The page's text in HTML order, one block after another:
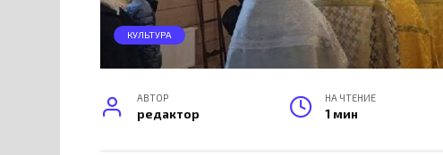
КУЛЬТУРА
АВТОР
редактор
НА ЧТЕНИЕ
1 мин